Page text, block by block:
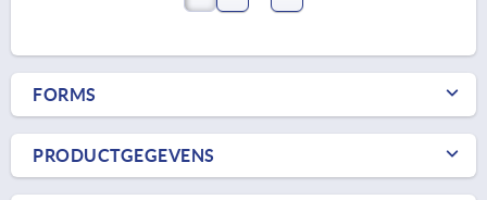
FORMS
PRODUCTGEGEVENS